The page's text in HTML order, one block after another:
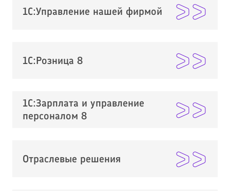
1С:Управление нашей фирмой
1С:Розница 8
1С:Зарплата и управление
персоналом 8
Отраслевые решения